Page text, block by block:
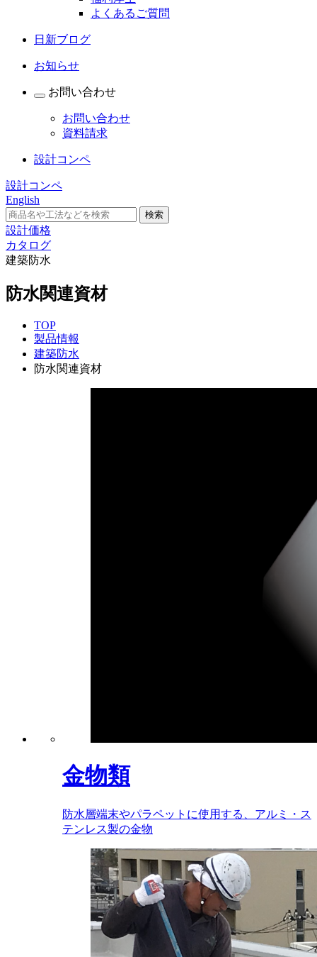
よくあるご質問
日新ブログ
お知らせ
お問い合わせ
お問い合わせ
資料請求
設計コンペ
設計コンペ
English
設計価格
カタログ
建築防水
防水関連資材
TOP
製品情報
建築防水
防水関連資材
金物類
防水層端末やパラペットに使用する、アルミ・ス
テンレス製の金物